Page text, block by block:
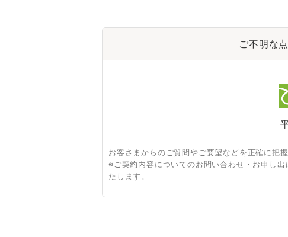
ご不明な
お客さまからのご質問やご要望などを正確に把
※ご契約内容についてのお問い合わせ・お申し
たします。